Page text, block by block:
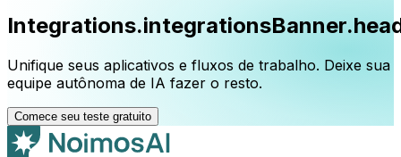
Unifique seus aplicativos e fluxos de trabalho. Deixe sua
equipe autônoma de IA fazer o resto.
Comece seu teste gratuito